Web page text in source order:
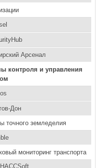
Арсенал
контроля и управления
Дон
точного земледелия
мониторинг транспорта